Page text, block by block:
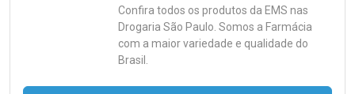
Confira todos os produtos da EMS nas
Drogaria São Paulo. Somos a Farmácia
com a maior variedade e qualidade do
Brasil.